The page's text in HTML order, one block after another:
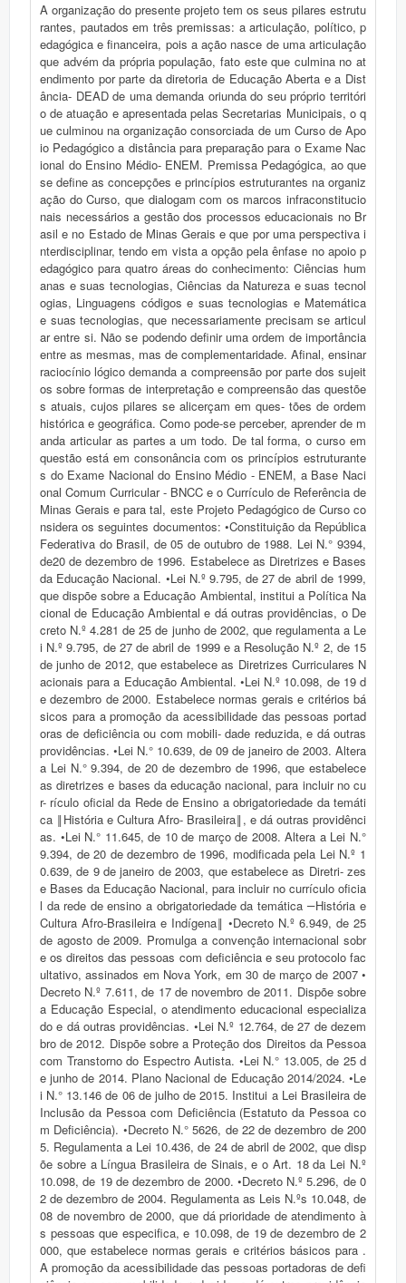
A organização do presente projeto tem os seus pilares estrutu
rantes, pautados em três premissas: a articulação, político, p
edagógica e financeira, pois a ação nasce de uma articulação
que advém da própria população, fato este que culmina no at
endimento por parte da diretoria de Educação Aberta e a Dist
ância- DEAD de uma demanda oriunda do seu próprio territóri
o de atuação e apresentada pelas Secretarias Municipais, o q
ue culminou na organização consorciada de um Curso de Apo
io Pedagógico a distância para preparação para o Exame Nac
ional do Ensino Médio- ENEM. Premissa Pedagógica, ao que
se define as concepções e princípios estruturantes na organiz
ação do Curso, que dialogam com os marcos infraconstitucio
nais necessários a gestão dos processos educacionais no Br
asil e no Estado de Minas Gerais e que por uma perspectiva i
nterdisciplinar, tendo em vista a opção pela ênfase no apoio p
edagógico para quatro áreas do conhecimento: Ciências hum
anas e suas tecnologias, Ciências da Natureza e suas tecnol
ogias, Linguagens códigos e suas tecnologias e Matemática
e suas tecnologias, que necessariamente precisam se articul
ar entre si. Não se podendo definir uma ordem de importância
entre as mesmas, mas de complementaridade. Afinal, ensinar
raciocínio lógico demanda a compreensão por parte dos sujeit
os sobre formas de interpretação e compreensão das questõe
s atuais, cujos pilares se alicerçam em ques- tões de ordem
histórica e geográfica. Como pode-se perceber, aprender de m
anda articular as partes a um todo. De tal forma, o curso em
questão está em consonância com os princípios estruturante
s do Exame Nacional do Ensino Médio - ENEM, a Base Naci
onal Comum Curricular - BNCC e o Currículo de Referência de
Minas Gerais e para tal, este Projeto Pedagógico de Curso co
nsidera os seguintes documentos: •Constituição da República
Federativa do Brasil, de 05 de outubro de 1988. Lei N.° 9394,
de20 de dezembro de 1996. Estabelece as Diretrizes e Bases
da Educação Nacional. •Lei N.º 9.795, de 27 de abril de 1999,
que dispõe sobre a Educação Ambiental, institui a Política Na
cional de Educação Ambiental e dá outras providências, o De
creto N.º 4.281 de 25 de junho de 2002, que regulamenta a Le
i N.º 9.795, de 27 de abril de 1999 e a Resolução N.º 2, de 15
de junho de 2012, que estabelece as Diretrizes Curriculares N
acionais para a Educação Ambiental. •Lei N.º 10.098, de 19 d
e dezembro de 2000. Estabelece normas gerais e critérios bá
sicos para a promoção da acessibilidade das pessoas portad
oras de deficiência ou com mobili- dade reduzida, e dá outras
providências. •Lei N.° 10.639, de 09 de janeiro de 2003. Altera
a Lei N.° 9.394, de 20 de dezembro de 1996, que estabelece
as diretrizes e bases da educação nacional, para incluir no cu
r- rículo oficial da Rede de Ensino a obrigatoriedade da temáti
ca ‖História e Cultura Afro- Brasileira‖, e dá outras providênci
as. •Lei N.° 11.645, de 10 de março de 2008. Altera a Lei N.°
9.394, de 20 de dezembro de 1996, modificada pela Lei N.º 1
0.639, de 9 de janeiro de 2003, que estabelece as Diretri- zes
e Bases da Educação Nacional, para incluir no currículo oficia
l da rede de ensino a obrigatoriedade da temática ―História e
Cultura Afro-Brasileira e Indígena‖ •Decreto N.º 6.949, de 25
de agosto de 2009. Promulga a convenção internacional sobr
e os direitos das pessoas com deficiência e seu protocolo fac
ultativo, assinados em Nova York, em 30 de março de 2007 •
Decreto N.º 7.611, de 17 de novembro de 2011. Dispõe sobre
a Educação Especial, o atendimento educacional especializa
do e dá outras providências. •Lei N.º 12.764, de 27 de dezem
bro de 2012. Dispõe sobre a Proteção dos Direitos da Pessoa
com Transtorno do Espectro Autista. •Lei N.° 13.005, de 25 d
e junho de 2014. Plano Nacional de Educação 2014/2024. •Le
i N.° 13.146 de 06 de julho de 2015. Institui a Lei Brasileira de
Inclusão da Pessoa com Deficiência (Estatuto da Pessoa co
m Deficiência). •Decreto N.° 5626, de 22 de dezembro de 200
5. Regulamenta a Lei 10.436, de 24 de abril de 2002, que disp
õe sobre a Língua Brasileira de Sinais, e o Art. 18 da Lei N.º
10.098, de 19 de dezembro de 2000. •Decreto N.º 5.296, de 0
2 de dezembro de 2004. Regulamenta as Leis N.ºs 10.048, de
08 de novembro de 2000, que dá prioridade de atendimento à
s pessoas que especifica, e 10.098, de 19 de dezembro de 2
000, que estabelece normas gerais e critérios básicos para .
A promoção da acessibilidade das pessoas portadoras de defi